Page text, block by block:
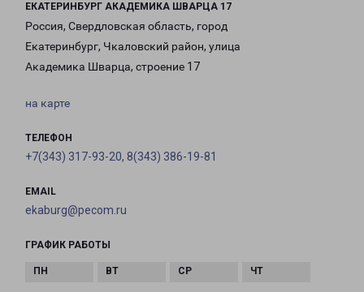
ЕКАТЕРИНБУРГ АКАДЕМИКА ШВАРЦА 17
Россия, Свердловская область, город
Екатеринбург, Чкаловский район, улица
Академика Шварца, строение 17
на карте
ТЕЛЕФОН
+7(343) 317-93-20, 8(343) 386-19-81
EMAIL
ekaburg@pecom.ru
ГРАФИК РАБОТЫ